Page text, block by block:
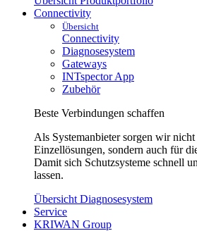
Connectivity
Übersicht
Connectivity
Diagnosesystem
Gateways
INTspector App
Zubehör
Beste Verbindungen schaffen
Als Systemanbieter sorgen wir
Einzellösungen, sondern auch für
Damit sich Schutzsysteme schnell
lassen.
Übersicht Diagnosesystem
Service
KRIWAN Group